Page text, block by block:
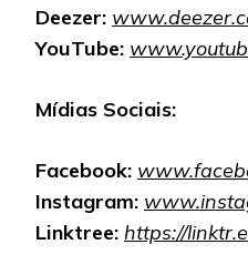
Deezer:
YouTube:
Mídias Sociais:
Facebook:
Instagram:
Linktree: https://